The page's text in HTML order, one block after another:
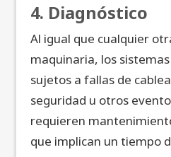
4. Diagnóstico
Al igual que cualquier
maquinaria, los
sujetos a fallas de
seguridad u otros
requieren
que implican un tiempo